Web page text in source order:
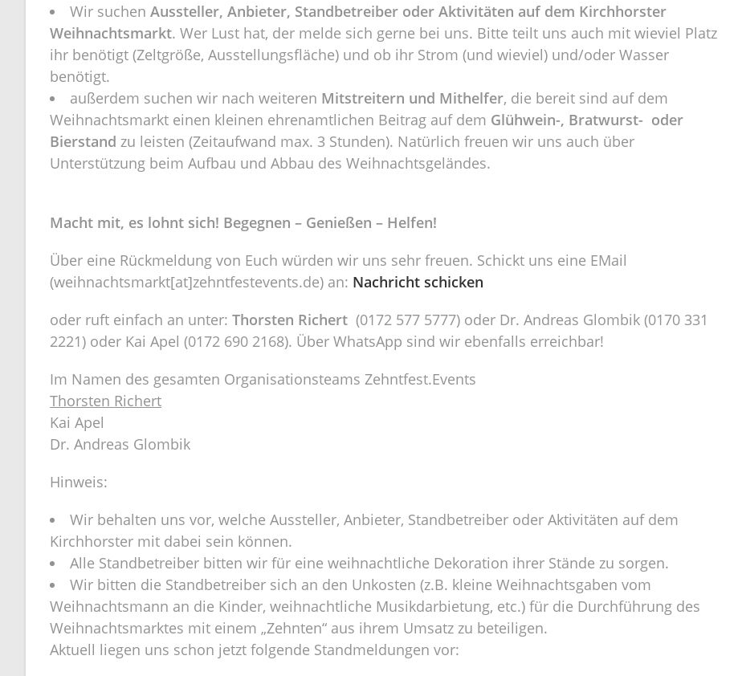
Wir suchen Aussteller, Anbieter, Standbetreiber oder Aktivitäten auf dem Kirchhorster
Weihnachtsmarkt. Wer Lust hat, der melde sich gerne bei uns. Bitte teilt uns auch mit wieviel Platz
ihr benötigt (Zeltgröße, Ausstellungsfläche) und ob ihr Strom (und wieviel) und/oder Wasser
benötigt.
außerdem suchen wir nach weiteren Mitstreitern und Mithelfer, die bereit sind auf dem
Weihnachtsmarkt einen kleinen ehrenamtlichen Beitrag auf dem Glühwein-, Bratwurst- oder
Bierstand zu leisten (Zeitaufwand max. 3 Stunden). Natürlich freuen wir uns auch über
Unterstützung beim Aufbau und Abbau des Weihnachtsgeländes.
Macht mit, es lohnt sich! Begegnen – Genießen – Helfen!
Über eine Rückmeldung von Euch würden wir uns sehr freuen. Schickt uns eine EMail
(weihnachtsmarkt[at]zehntfestevents.de) an: Nachricht schicken
oder ruft einfach an unter: Thorsten Richert (0172 577 5777) oder Dr. Andreas Glombik (0170 331
2221) oder Kai Apel (0172 690 2168). Über WhatsApp sind wir ebenfalls erreichbar!
Im Namen des gesamten Organisationsteams Zehntfest.Events
Thorsten Richert
Kai Apel
Dr. Andreas Glombik
Hinweis:
Wir behalten uns vor, welche Aussteller, Anbieter, Standbetreiber oder Aktivitäten auf dem
Kirchhorster mit dabei sein können.
Alle Standbetreiber bitten wir für eine weihnachtliche Dekoration ihrer Stände zu sorgen.
Wir bitten die Standbetreiber sich an den Unkosten (z.B. kleine Weihnachtsgaben vom
Weihnachtsmann an die Kinder, weihnachtliche Musikdarbietung, etc.) für die Durchführung des
Weihnachtsmarktes mit einem „Zehnten“ aus ihrem Umsatz zu beteiligen.
Aktuell liegen uns schon jetzt folgende Standmeldungen vor: